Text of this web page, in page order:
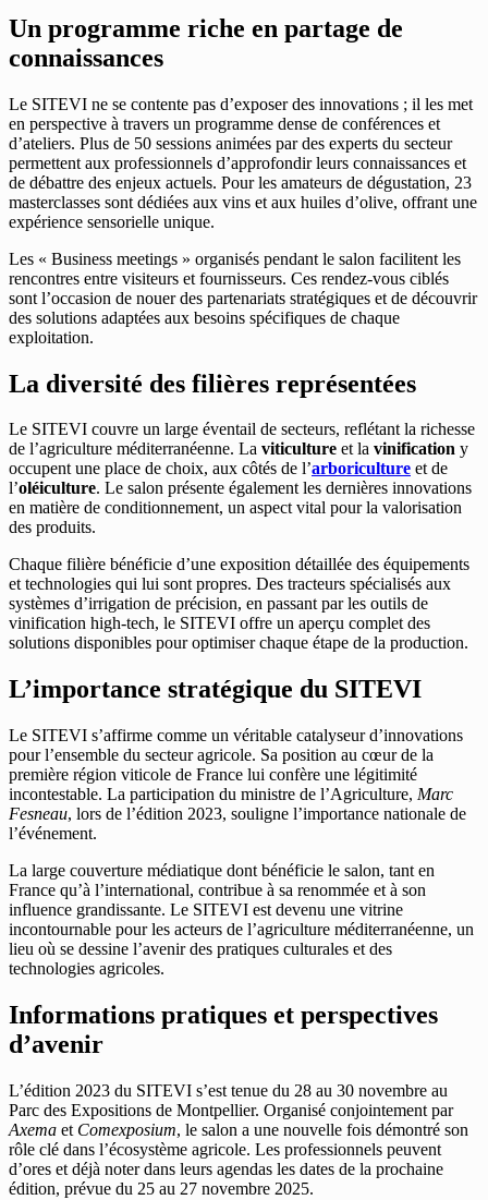
Un programme riche en partage de
connaissances
Le SITEVI ne se contente pas d’exposer des innovations ; il les met
en perspective à travers un programme dense de conférences et
d’ateliers. Plus de 50 sessions animées par des experts du secteur
permettent aux professionnels d’approfondir leurs connaissances et
de débattre des enjeux actuels. Pour les amateurs de dégustation, 23
masterclasses sont dédiées aux vins et aux huiles d’olive, offrant une
expérience sensorielle unique.
Les « Business meetings » organisés pendant le salon facilitent les
rencontres entre visiteurs et fournisseurs. Ces rendez-vous ciblés
sont l’occasion de nouer des partenariats stratégiques et de découvrir
des solutions adaptées aux besoins spécifiques de chaque
exploitation.
La diversité des filières représentées
Le SITEVI couvre un large éventail de secteurs, reflétant la richesse
de l’agriculture méditerranéenne. La viticulture et la vinification y
occupent une place de choix, aux côtés de l’arboriculture et de
l’oléiculture. Le salon présente également les dernières innovations
en matière de conditionnement, un aspect vital pour la valorisation
des produits.
Chaque filière bénéficie d’une exposition détaillée des équipements
et technologies qui lui sont propres. Des tracteurs spécialisés aux
systèmes d’irrigation de précision, en passant par les outils de
vinification high-tech, le SITEVI offre un aperçu complet des
solutions disponibles pour optimiser chaque étape de la production.
L’importance stratégique du SITEVI
Le SITEVI s’affirme comme un véritable catalyseur d’innovations
pour l’ensemble du secteur agricole. Sa position au cœur de la
première région viticole de France lui confère une légitimité
incontestable. La participation du ministre de l’Agriculture, Marc
Fesneau, lors de l’édition 2023, souligne l’importance nationale de
l’événement.
La large couverture médiatique dont bénéficie le salon, tant en
France qu’à l’international, contribue à sa renommée et à son
influence grandissante. Le SITEVI est devenu une vitrine
incontournable pour les acteurs de l’agriculture méditerranéenne, un
lieu où se dessine l’avenir des pratiques culturales et des
technologies agricoles.
Informations pratiques et perspectives
d’avenir
L’édition 2023 du SITEVI s’est tenue du 28 au 30 novembre au
Parc des Expositions de Montpellier. Organisé conjointement par
Axema et Comexposium, le salon a une nouvelle fois démontré son
rôle clé dans l’écosystème agricole. Les professionnels peuvent
d’ores et déjà noter dans leurs agendas les dates de la prochaine
édition, prévue du 25 au 27 novembre 2025.